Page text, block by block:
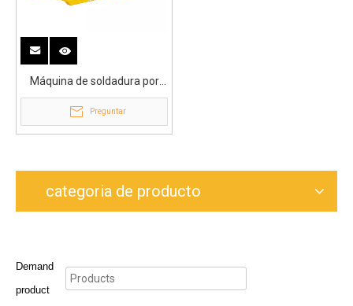
Máquina de soldadura por
fusión a tope para tuberías
de agua HDPE de 1000mm
de fábrica
Preguntar
categoria de producto
Demand
product